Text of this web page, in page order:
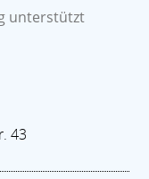
unterstützt
43